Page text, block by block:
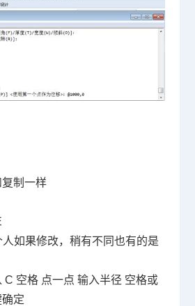
制一样
人如果修改，稍有不同也有的是
C 空格 点一点 输入半径 空格或
定